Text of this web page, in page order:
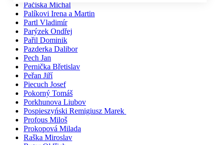
Pačiska Michal
Palíkovi Irena a Martin
Partl Vladimír
Parýzek Ondřej
Pařil Dominik
Pazderka Dalibor
Pech Jan
Pernička Břetislav
Peřan Jiří
Piecuch Josef
Pokorný Tomáš
Porkhunova Liubov
Pospieszyński Remigiusz Marek
Profous Miloš
Prokopová Milada
Raška Miroslav